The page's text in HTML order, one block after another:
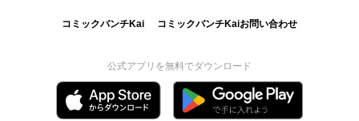
コミックバンチKai コミックバンチKaiお問い合わせ
公式アプリを無料でダウンロード